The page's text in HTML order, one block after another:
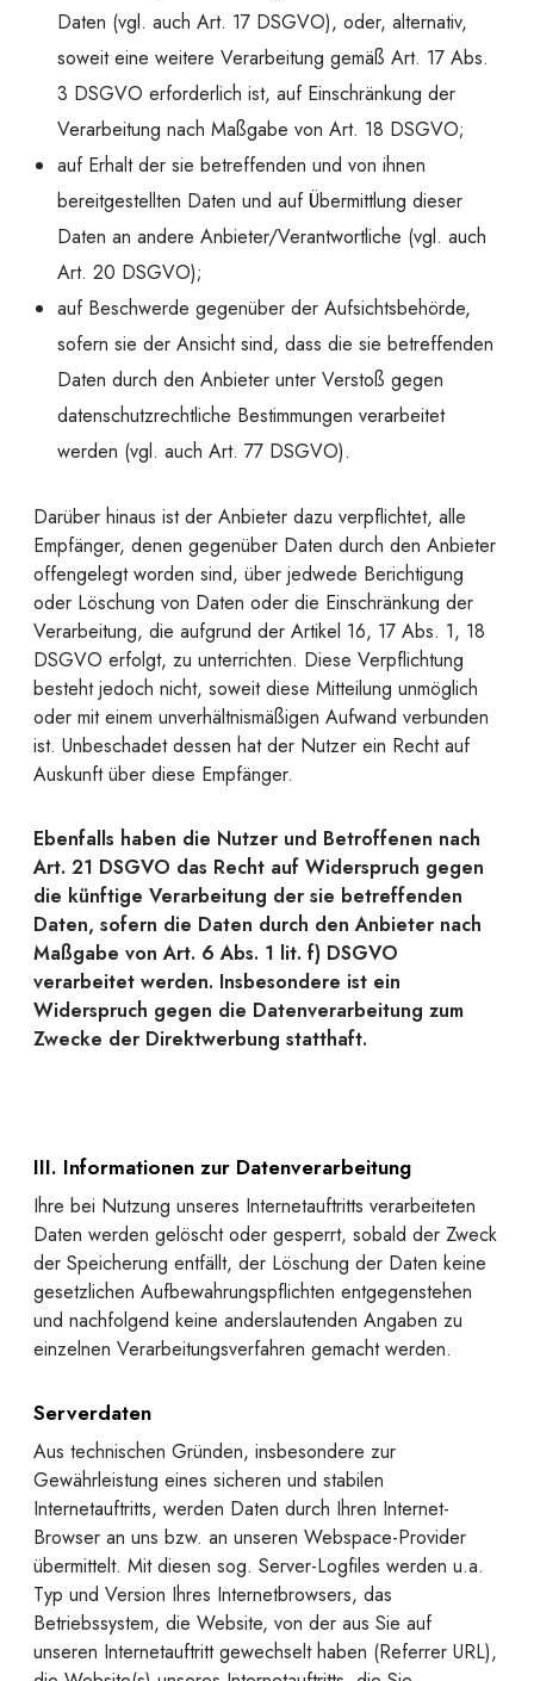
Daten (vgl. auch Art. 17 DSGVO), oder, alternativ,
soweit eine weitere Verarbeitung gemäß Art. 17 Abs.
3 DSGVO erforderlich ist, auf Einschränkung der
Verarbeitung nach Maßgabe von Art. 18 DSGVO;
auf Erhalt der sie betreffenden und von ihnen
bereitgestellten Daten und auf Übermittlung dieser
Daten an andere Anbieter/Verantwortliche (vgl. auch
Art. 20 DSGVO);
auf Beschwerde gegenüber der Aufsichtsbehörde,
sofern sie der Ansicht sind, dass die sie betreffenden
Daten durch den Anbieter unter Verstoß gegen
datenschutzrechtliche Bestimmungen verarbeitet
werden (vgl. auch Art. 77 DSGVO).
Darüber hinaus ist der Anbieter dazu verpflichtet, alle
Empfänger, denen gegenüber Daten durch den Anbieter
offengelegt worden sind, über jedwede Berichtigung
oder Löschung von Daten oder die Einschränkung der
Verarbeitung, die aufgrund der Artikel 16, 17 Abs. 1, 18
DSGVO erfolgt, zu unterrichten. Diese Verpflichtung
besteht jedoch nicht, soweit diese Mitteilung unmöglich
oder mit einem unverhältnismäßigen Aufwand verbunden
ist. Unbeschadet dessen hat der Nutzer ein Recht auf
Auskunft über diese Empfänger.
Ebenfalls haben die Nutzer und Betroffenen nach
Art. 21 DSGVO das Recht auf Widerspruch gegen
die künftige Verarbeitung der sie betreffenden
Daten, sofern die Daten durch den Anbieter nach
Maßgabe von Art. 6 Abs. 1 lit. f) DSGVO
verarbeitet werden. Insbesondere ist ein
Widerspruch gegen die Datenverarbeitung zum
Zwecke der Direktwerbung statthaft.
III. Informationen zur Datenverarbeitung
Ihre bei Nutzung unseres Internetauftritts verarbeiteten
Daten werden gelöscht oder gesperrt, sobald der Zweck
der Speicherung entfällt, der Löschung der Daten keine
gesetzlichen Aufbewahrungspflichten entgegenstehen
und nachfolgend keine anderslautenden Angaben zu
einzelnen Verarbeitungsverfahren gemacht werden.
Serverdaten
Aus technischen Gründen, insbesondere zur
Gewährleistung eines sicheren und stabilen
Internetauftritts, werden Daten durch Ihren Internet-
Browser an uns bzw. an unseren Webspace-Provider
übermittelt. Mit diesen sog. Server-Logfiles werden u.a.
Typ und Version Ihres Internetbrowsers, das
Betriebssystem, die Website, von der aus Sie auf
unseren Internetauftritt gewechselt haben (Referrer URL),